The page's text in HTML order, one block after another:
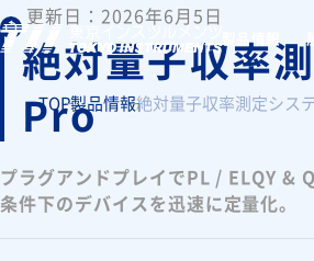
製品情報
TOP製品情報絶対量子収率測定シス
更新日：2026年6月5日
絶対量子収率
Pro
プラグアンドプレイでPL / ELQY &
条件下のデバイスを迅速に定量化。